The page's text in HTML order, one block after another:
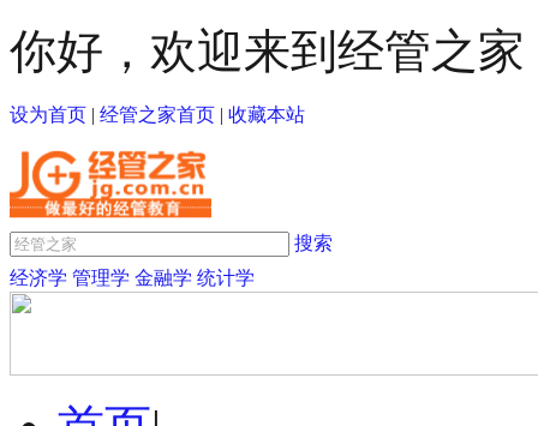
你好，欢迎来到经管之家
设为首页 | 经管之家首页 | 收藏本站
搜索
经济学 管理学 金融学 统计学